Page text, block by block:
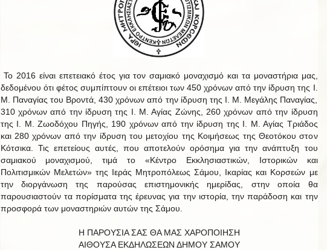
Το 2016 είναι επετειακό έτος για τον σαμιακό μοναχισμό και τα μοναστήρια μας,
δεδομένου ότι φέτος συμπίπτουν οι επέτειοι των 450 χρόνων από την ίδρυση της Ι.
Μ. Παναγίας του Βροντά, 430 χρόνων από την ίδρυση της Ι. Μ. Μεγάλης Παναγίας,
310 χρόνων από την ίδρυση της Ι. Μ. Αγίας Ζώνης, 260 χρόνων από την ίδρυση
της Ι. Μ. Ζωοδόχου Πηγής, 190 χρόνων από την ίδρυση της Ι. Μ. Αγίας Τριάδος
και 280 χρόνων από την ίδρυση του μετοχίου της Κοιμήσεως της Θεοτόκου στον
Κότσικα. Τις επετείους αυτές, που αποτελούν ορόσημα για την ανάπτυξη του
σαμιακού μοναχισμού, τιμά το «Κέντρο Εκκλησιαστικών, Ιστορικών και
Πολιτισμικών Μελετών» της Ιεράς Μητροπόλεως Σάμου, Ικαρίας και Κορσεών με
την διοργάνωση της παρούσας επιστημονικής ημερίδας, στην οποία θα
παρουσιαστούν τα πορίσματα της έρευνας για την ιστορία, την παράδοση και την
προσφορά των μοναστηριών αυτών της Σάμου.
Η ΠΑΡΟΥΣΙΑ ΣΑΣ ΘΑ ΜΑΣ ΧΑΡΟΠΟΙΗΣΗ
ΑΙΘΟΥΣΑ ΕΚΔΗΛΩΣΕΩΝ ΔΗΜΟΥ ΣΑΜΟΥ